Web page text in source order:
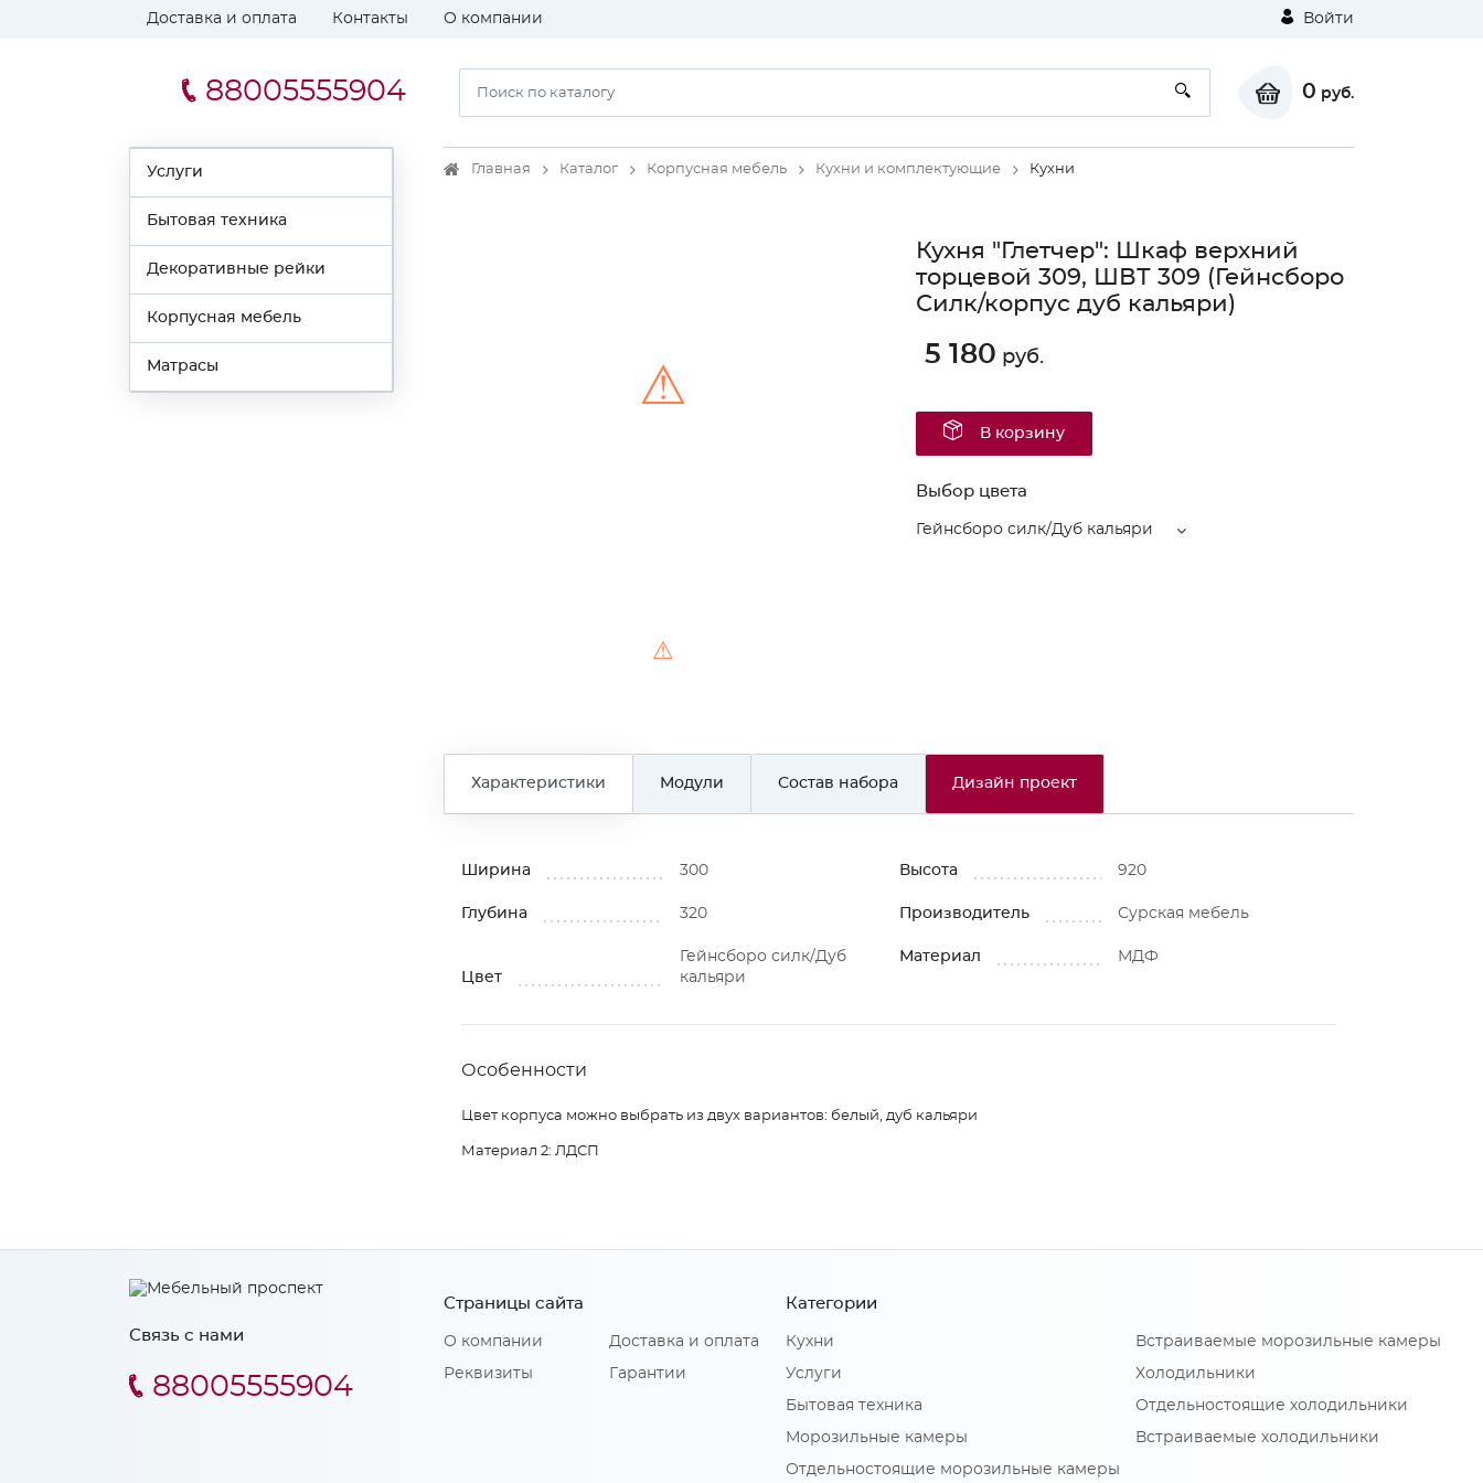
Доставка и оплата Контакты О компании Войти
88005555904 0 руб.
Услуги
Бытовая техника
Декоративные рейки
Корпусная мебель
Матрасы
Главная Каталог Корпусная мебель Кухни и комплектующие Кухни
⚠
⚠
Кухня "Глетчер": Шкаф верхний
торцевой 309, ШВТ 309 (Гейнсборо
Силк/корпус дуб кальяри)
5 180 руб.
В корзину
Выбор цвета
Гейнсборо силк/Дуб кальяри
Характеристики Модули Состав набора Дизайн проект
Ширина 300 Высота 920
Глубина 320 Производитель Сурская мебель
Цвет
Гейнсборо силк/Дуб
кальяри
Материал МДФ
Особенности
Цвет корпуса можно выбрать из двух вариантов: белый, дуб кальяри
Материал 2: ЛДСП
Связь с нами
88005555904
Страницы сайта
О компании
Реквизиты
Доставка и оплата
Гарантии
Категории
Кухни
Услуги
Бытовая техника
Морозильные камеры
Отдельностоящие морозильные камеры
Встраиваемые морозильные камеры
Холодильники
Отдельностоящие холодильники
Встраиваемые холодильники